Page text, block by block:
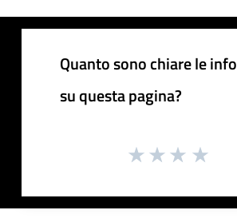
Quanto sono chiare le
su questa pagina?